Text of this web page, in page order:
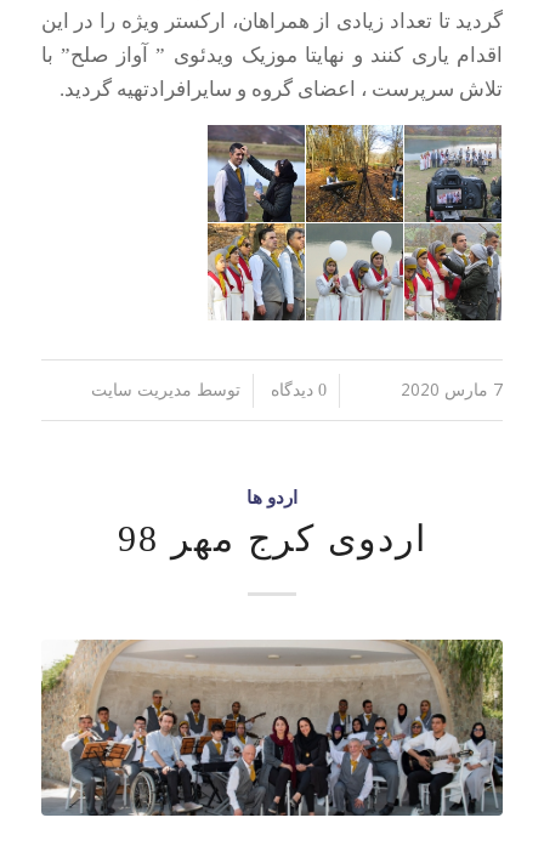
گردید تا تعداد زیادی از همراهان، ارکستر ویژه را در این
اقدام یاری کنند و نهایتا موزیک ویدئوی ” آواز صلح” با
تلاش سرپرست ، اعضای گروه و سایرافرادتهیه گردید.
7 مارس 2020 / 0 دیدگاه توسط مدیریت سایت
اردو ها
اردوی کرج مهر 98